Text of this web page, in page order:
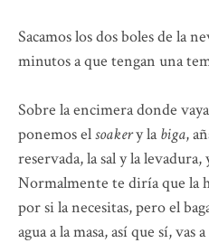
Sacamos los dos boles de la
minutos a que tengan una
Sobre la encimera donde
ponemos elsoakery labiga,
reservada, la sal y la levadura,
Normalmente te diría que la
por si la necesitas, pero el
agua a la masa, así que sí, vas